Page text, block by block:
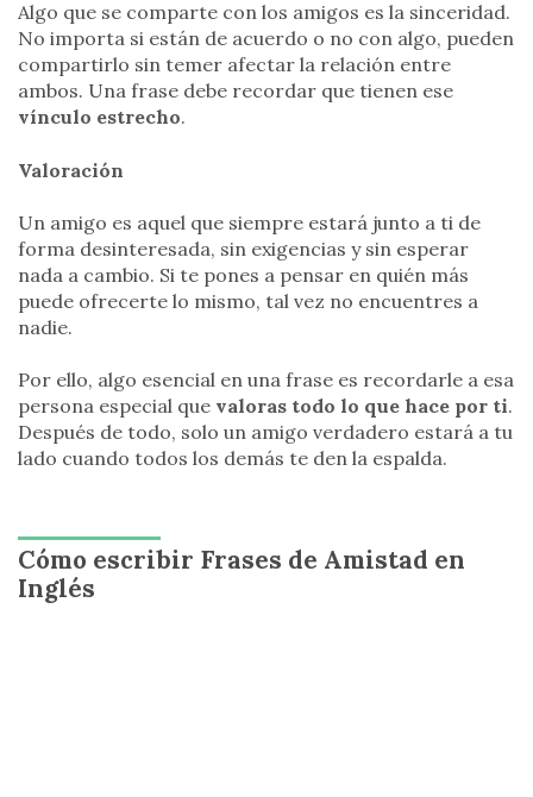
Algo que se comparte con los amigos es la sinceridad.
No importa si están de acuerdo o no con algo, pueden
compartirlo sin temer afectar la relación entre
ambos. Una frase debe recordar que tienen ese
vínculo estrecho.
Valoración
Un amigo es aquel que siempre estará junto a ti de
forma desinteresada, sin exigencias y sin esperar
nada a cambio. Si te pones a pensar en quién más
puede ofrecerte lo mismo, tal vez no encuentres a
nadie.
Por ello, algo esencial en una frase es recordarle a esa
persona especial que valoras todo lo que hace por ti.
Después de todo, solo un amigo verdadero estará a tu
lado cuando todos los demás te den la espalda.
Cómo escribir Frases de Amistad en
Inglés